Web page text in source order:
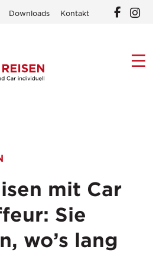
Downloads Kontakt
mit Car
Sie
wo’s lang